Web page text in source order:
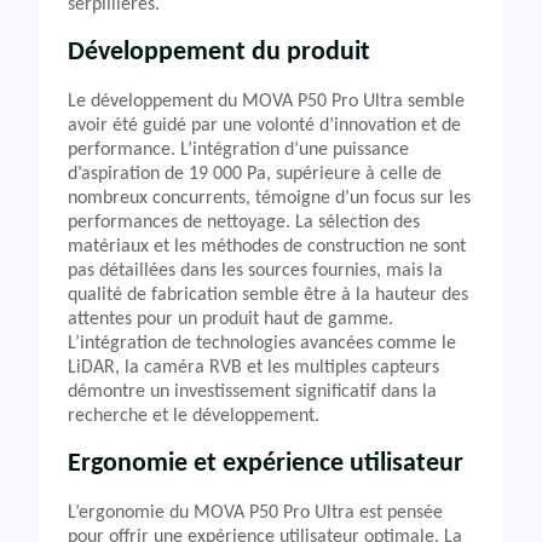
serpillières.
Développement du produit
Le développement du MOVA P50 Pro Ultra semble
avoir été guidé par une volonté d’innovation et de
performance. L’intégration d’une puissance
d’aspiration de 19 000 Pa, supérieure à celle de
nombreux concurrents, témoigne d’un focus sur les
performances de nettoyage. La sélection des
matériaux et les méthodes de construction ne sont
pas détaillées dans les sources fournies, mais la
qualité de fabrication semble être à la hauteur des
attentes pour un produit haut de gamme.
L’intégration de technologies avancées comme le
LiDAR, la caméra RVB et les multiples capteurs
démontre un investissement significatif dans la
recherche et le développement.
Ergonomie et expérience utilisateur
L’ergonomie du MOVA P50 Pro Ultra est pensée
pour offrir une expérience utilisateur optimale. La